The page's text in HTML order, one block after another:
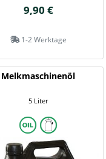
9,90 €
1-2 Werktage
Melkmaschinenöl
5 Liter